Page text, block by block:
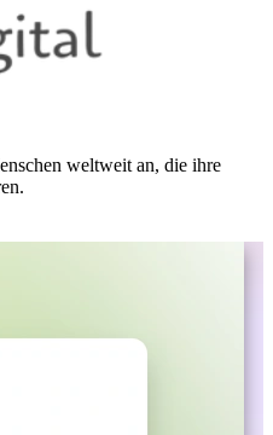
weltweit an, die ihre